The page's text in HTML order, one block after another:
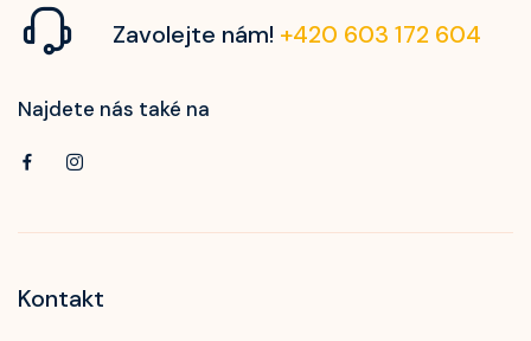
Zavolejte nám! +420 603 172 604
Najdete nás také na
Kontakt